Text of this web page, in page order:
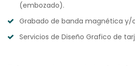
(embozado).
Grabado de banda magnética y/
Servicios de Diseño Grafico de